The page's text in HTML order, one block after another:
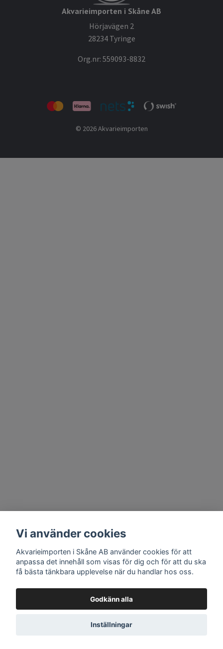
Akvarieimporten i Skåne AB
Hörjavägen 2
28234 Tyringe
Org.nr: 559093-8832
© 2026 Akvarieimporten
Vi använder cookies
Akvarieimporten i Skåne AB använder cookies för att
anpassa det innehåll som visas för dig och för att du ska
få bästa tänkbara upplevelse när du handlar hos oss.
Godkänn alla
Inställningar